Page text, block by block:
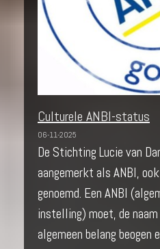
Culturele ANBI-status
06-11-2025
De Stichting Lucie van
aangemerkt als ANBI,
genoemd. Een ANBI
instelling) moet, de
algemeen belang beogen